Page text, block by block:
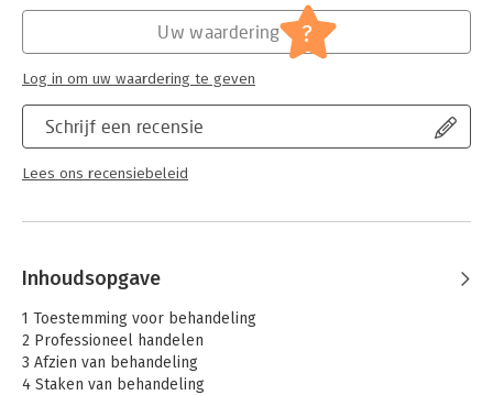
Schrijf een recensie
Lees ons recensiebeleid
Uw waardering ?
Log in om uw waardering te geven
Inhoudsopgave
1 Toestemming voor behandeling
2 Professioneel handelen
3 Afzien van behandeling
4 Staken van behandeling